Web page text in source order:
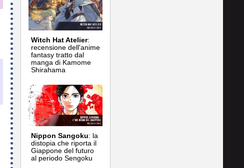
Witch Hat Atelier:
recensione dell'anime
fantasy tratto dal
manga di Kamome
Shirahama
Nippon Sangoku: la
distopia che riporta il
Giappone del futuro
al periodo Sengoku